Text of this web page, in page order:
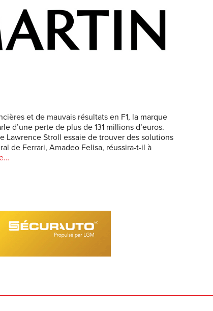
et de mauvais résultats en F1, la marque
d’une perte de plus de 131 millions d’euros.
Lawrence Stroll essaie de trouver des solutions
de Ferrari, Amadeo Felisa, réussira-t-il à